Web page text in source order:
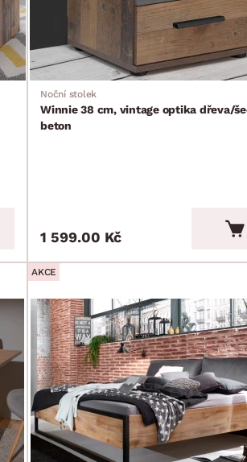
Noční stolek
Winnie 38 cm, vintage optika dřeva/
beton
1 599.00 Kč
AKCE